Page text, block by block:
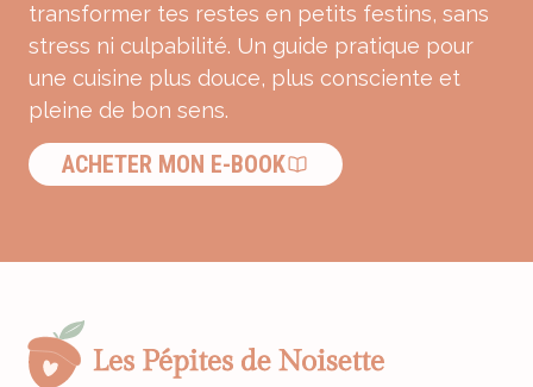
transformer tes restes en petits festins, sans
stress ni culpabilité. Un guide pratique pour
une cuisine plus douce, plus consciente et
pleine de bon sens.
ACHETER MON E-BOOK